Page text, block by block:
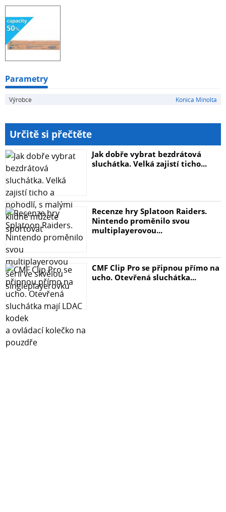
Parametry
Výrobce Konica Minolta
Určitě si přečtěte
Jak dobře vybrat bezdrátová
sluchátka. Velká zajistí ticho...
Recenze hry Splatoon Raiders.
Nintendo proměnilo svou
multiplayerovou...
CMF Clip Pro se připnou přímo na
ucho. Otevřená sluchátka...